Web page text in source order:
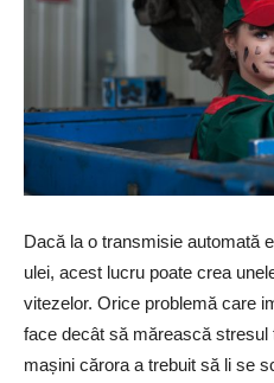
Dacă la o transmisie automată
ulei, acest lucru poate crea
vitezelor. Orice problemă care
face decât să mărească stresul
mașini cărora a trebuit să li se